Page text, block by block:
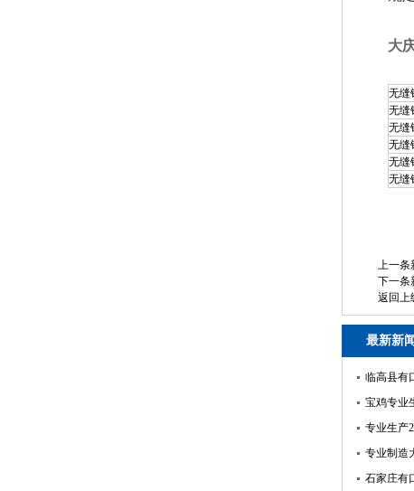
大
无缝
无缝
无缝
无缝
无缝
无缝
上一条
下一条
返回上
最新新闻
临高县有
宝鸡专业
专业生产
专业制造
石家庄有